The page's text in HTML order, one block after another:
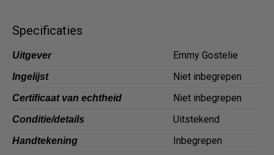
Specificaties
Uitgever Emmy Gostelie
Ingelijst Niet inbegrepen
Certificaat van echtheid Niet inbegrepen
Conditie/details Uitstekend
Handtekening Inbegrepen